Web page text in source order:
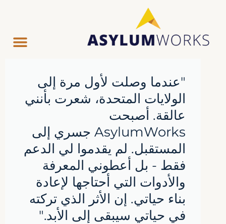
"عندما وصلت لأول مرة إلى
الولايات المتحدة، شعرت بأنني
عالقة. أصبحت
AsylumWorks جسري إلى
المستقبل. لم يقدموا لي الدعم
فقط - بل أعطوني المعرفة
والأدوات التي أحتاجها لإعادة
بناء حياتي. إن الأثر الذي تركته
في حياتي سيبقى إلى الأبد."